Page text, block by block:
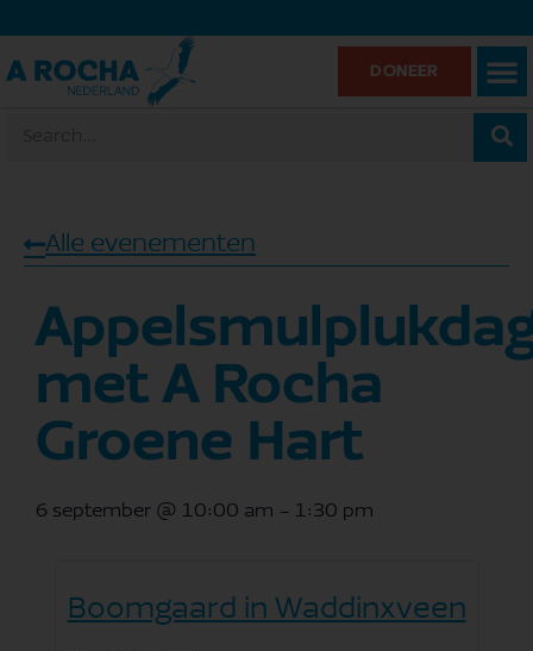
DONEER
Alle evenementen
met A Rocha
Groene Hart
6 september @ 10:00 am - 1:30 pm
Boomgaard in Waddinxveen